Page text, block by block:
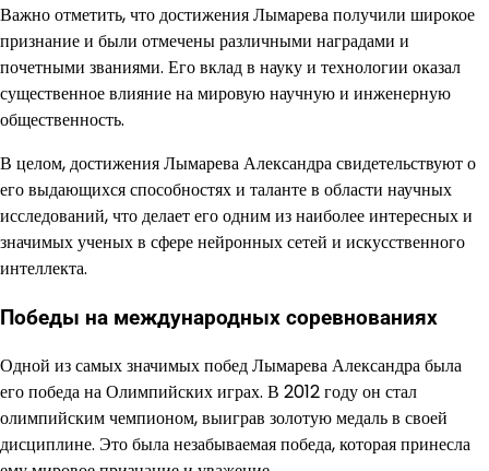
Важно отметить, что достижения Лымарева получили широкое
признание и были отмечены различными наградами и
почетными званиями. Его вклад в науку и технологии оказал
существенное влияние на мировую научную и инженерную
общественность.
В целом, достижения Лымарева Александра свидетельствуют о
его выдающихся способностях и таланте в области научных
исследований, что делает его одним из наиболее интересных и
значимых ученых в сфере нейронных сетей и искусственного
интеллекта.
Победы на международных соревнованиях
Одной из самых значимых побед Лымарева Александра была
его победа на Олимпийских играх. В 2012 году он стал
олимпийским чемпионом, выиграв золотую медаль в своей
дисциплине. Это была незабываемая победа, которая принесла